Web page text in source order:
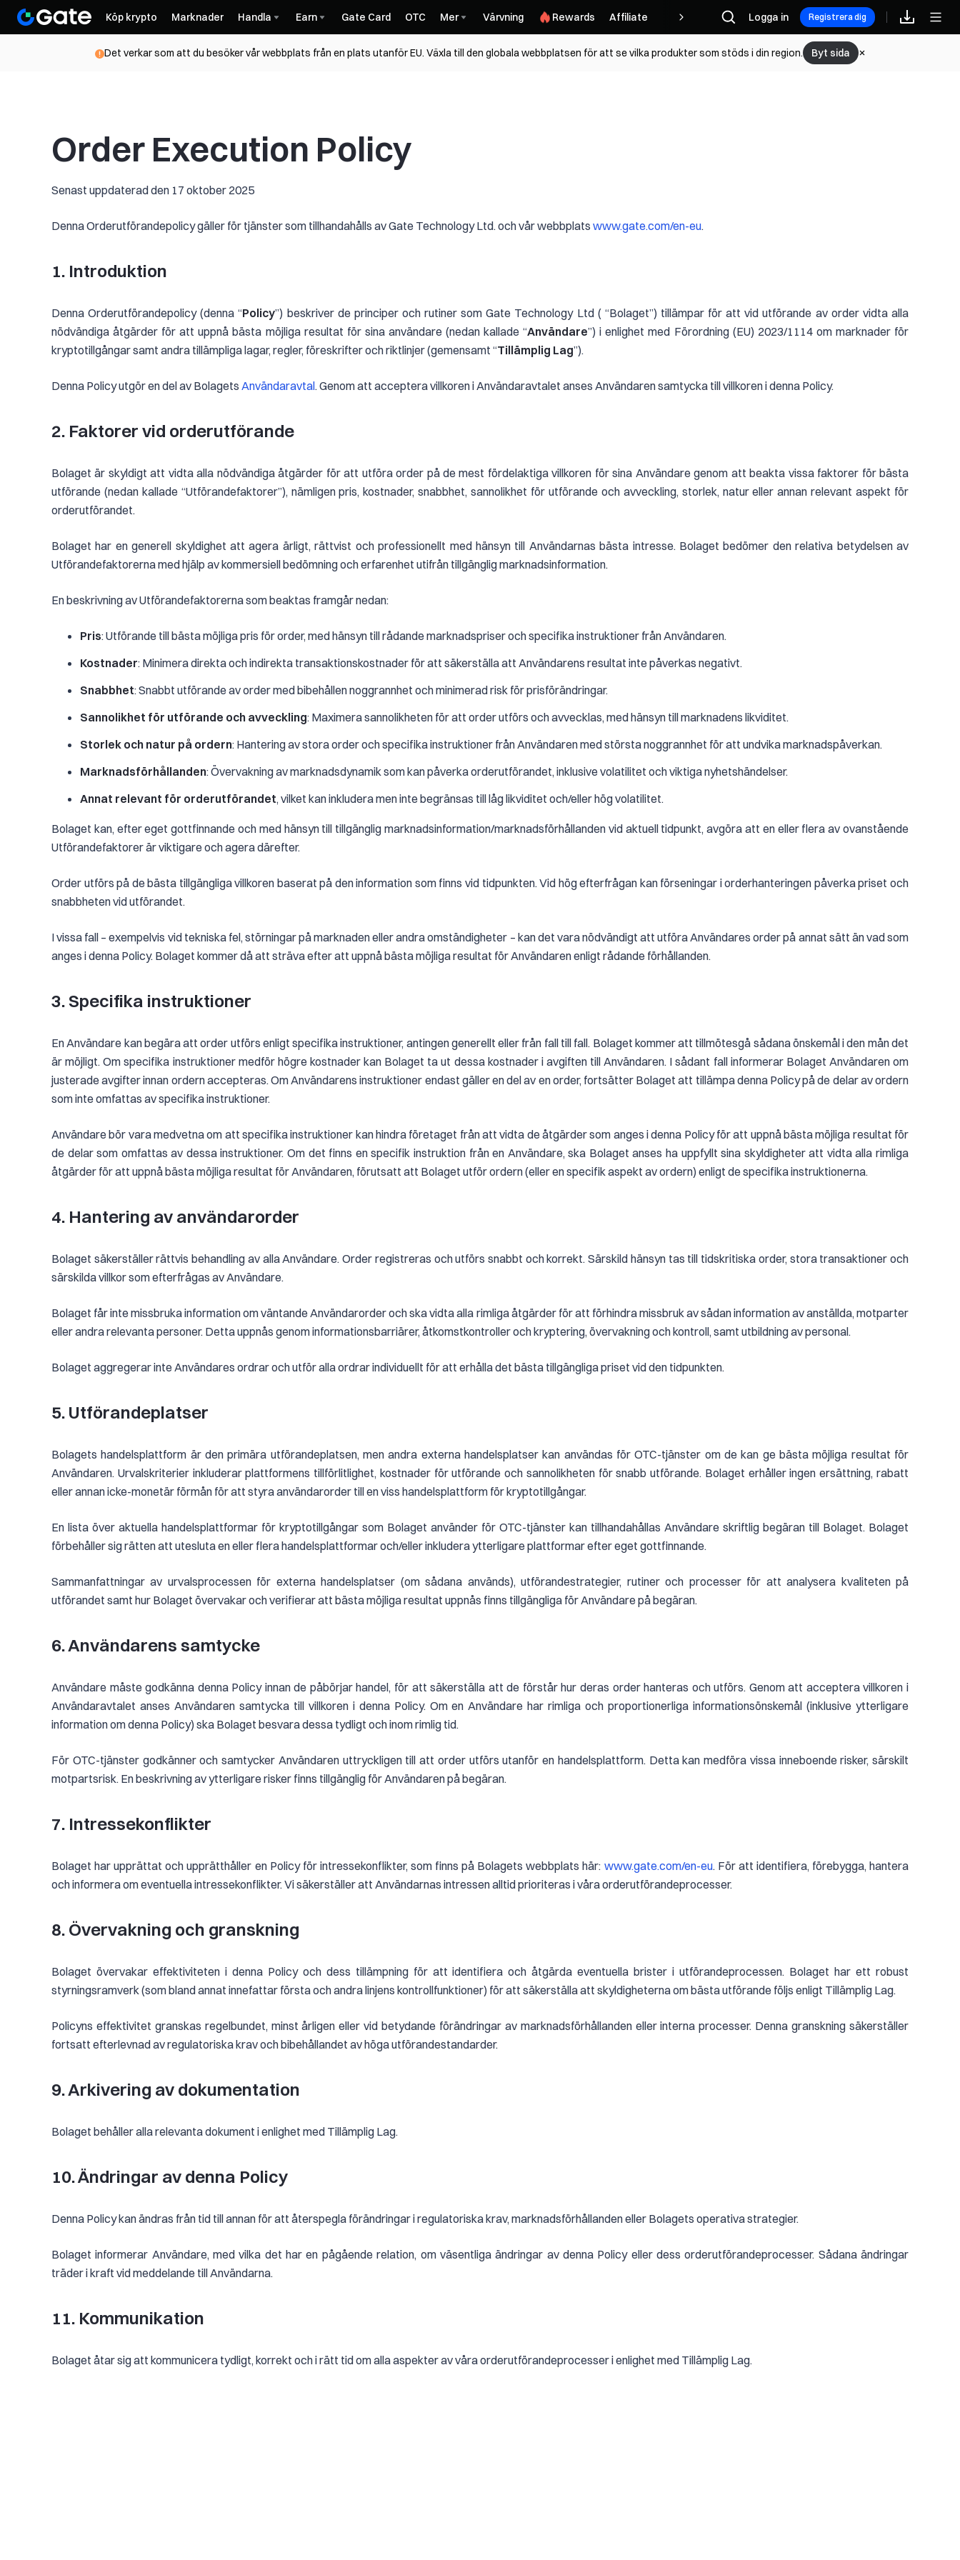
Köp krypto Marknader Handla Earn Gate Card OTC Mer Värvning Rewards Affiliate Logga in Registrera dig
Det verkar som att du besöker vår webbplats från en plats utanför EU. Växla till den globala webbplatsen för att se vilka produkter som stöds i din region. Byt sida
Order Execution Policy
Senast uppdaterad den 17 oktober 2025
Denna Orderutförandepolicy gäller för tjänster som tillhandahålls av Gate Technology Ltd. och vår webbplats www.gate.com/en-eu.
1. Introduktion
Denna Orderutförandepolicy (denna “Policy”) beskriver de principer och rutiner som Gate Technology Ltd ( “Bolaget”) tillämpar för att vid utförande av order vidta alla
nödvändiga åtgärder för att uppnå bästa möjliga resultat för sina användare (nedan kallade “Användare”) i enlighet med Förordning (EU) 2023/1114 om marknader för
kryptotillgångar samt andra tillämpliga lagar, regler, föreskrifter och riktlinjer (gemensamt “Tillämplig Lag”).
Denna Policy utgör en del av Bolagets Användaravtal. Genom att acceptera villkoren i Användaravtalet anses Användaren samtycka till villkoren i denna Policy.
2. Faktorer vid orderutförande
Bolaget är skyldigt att vidta alla nödvändiga åtgärder för att utföra order på de mest fördelaktiga villkoren för sina Användare genom att beakta vissa faktorer för bästa
utförande (nedan kallade “Utförandefaktorer”), nämligen pris, kostnader, snabbhet, sannolikhet för utförande och avveckling, storlek, natur eller annan relevant aspekt för
orderutförandet.
Bolaget har en generell skyldighet att agera ärligt, rättvist och professionellt med hänsyn till Användarnas bästa intresse. Bolaget bedömer den relativa betydelsen av
Utförandefaktorerna med hjälp av kommersiell bedömning och erfarenhet utifrån tillgänglig marknadsinformation.
En beskrivning av Utförandefaktorerna som beaktas framgår nedan:
Pris: Utförande till bästa möjliga pris för order, med hänsyn till rådande marknadspriser och specifika instruktioner från Användaren.
Kostnader: Minimera direkta och indirekta transaktionskostnader för att säkerställa att Användarens resultat inte påverkas negativt.
Snabbhet: Snabbt utförande av order med bibehållen noggrannhet och minimerad risk för prisförändringar.
Sannolikhet för utförande och avveckling: Maximera sannolikheten för att order utförs och avvecklas, med hänsyn till marknadens likviditet.
Storlek och natur på ordern: Hantering av stora order och specifika instruktioner från Användaren med största noggrannhet för att undvika marknadspåverkan.
Marknadsförhållanden: Övervakning av marknadsdynamik som kan påverka orderutförandet, inklusive volatilitet och viktiga nyhetshändelser.
Annat relevant för orderutförandet, vilket kan inkludera men inte begränsas till låg likviditet och/eller hög volatilitet.
Bolaget kan, efter eget gottfinnande och med hänsyn till tillgänglig marknadsinformation/marknadsförhållanden vid aktuell tidpunkt, avgöra att en eller flera av ovanstående
Utförandefaktorer är viktigare och agera därefter.
Order utförs på de bästa tillgängliga villkoren baserat på den information som finns vid tidpunkten. Vid hög efterfrågan kan förseningar i orderhanteringen påverka priset och
snabbheten vid utförandet.
I vissa fall – exempelvis vid tekniska fel, störningar på marknaden eller andra omständigheter – kan det vara nödvändigt att utföra Användares order på annat sätt än vad som
anges i denna Policy. Bolaget kommer då att sträva efter att uppnå bästa möjliga resultat för Användaren enligt rådande förhållanden.
3. Specifika instruktioner
En Användare kan begära att order utförs enligt specifika instruktioner, antingen generellt eller från fall till fall. Bolaget kommer att tillmötesgå sådana önskemål i den mån det
är möjligt. Om specifika instruktioner medför högre kostnader kan Bolaget ta ut dessa kostnader i avgiften till Användaren. I sådant fall informerar Bolaget Användaren om
justerade avgifter innan ordern accepteras. Om Användarens instruktioner endast gäller en del av en order, fortsätter Bolaget att tillämpa denna Policy på de delar av ordern
som inte omfattas av specifika instruktioner.
Användare bör vara medvetna om att specifika instruktioner kan hindra företaget från att vidta de åtgärder som anges i denna Policy för att uppnå bästa möjliga resultat för
de delar som omfattas av dessa instruktioner. Om det finns en specifik instruktion från en Användare, ska Bolaget anses ha uppfyllt sina skyldigheter att vidta alla rimliga
åtgärder för att uppnå bästa möjliga resultat för Användaren, förutsatt att Bolaget utför ordern (eller en specifik aspekt av ordern) enligt de specifika instruktionerna.
4. Hantering av användarorder
Bolaget säkerställer rättvis behandling av alla Användare. Order registreras och utförs snabbt och korrekt. Särskild hänsyn tas till tidskritiska order, stora transaktioner och
särskilda villkor som efterfrågas av Användare.
Bolaget får inte missbruka information om väntande Användarorder och ska vidta alla rimliga åtgärder för att förhindra missbruk av sådan information av anställda, motparter
eller andra relevanta personer. Detta uppnås genom informationsbarriärer, åtkomstkontroller och kryptering, övervakning och kontroll, samt utbildning av personal.
Bolaget aggregerar inte Användares ordrar och utför alla ordrar individuellt för att erhålla det bästa tillgängliga priset vid den tidpunkten.
5. Utförandeplatser
Bolagets handelsplattform är den primära utförandeplatsen, men andra externa handelsplatser kan användas för OTC-tjänster om de kan ge bästa möjliga resultat för
Användaren. Urvalskriterier inkluderar plattformens tillförlitlighet, kostnader för utförande och sannolikheten för snabb utförande. Bolaget erhåller ingen ersättning, rabatt
eller annan icke-monetär förmån för att styra användarorder till en viss handelsplattform för kryptotillgångar.
En lista över aktuella handelsplattformar för kryptotillgångar som Bolaget använder för OTC-tjänster kan tillhandahållas Användare skriftlig begäran till Bolaget. Bolaget
förbehåller sig rätten att utesluta en eller flera handelsplattformar och/eller inkludera ytterligare plattformar efter eget gottfinnande.
Sammanfattningar av urvalsprocessen för externa handelsplatser (om sådana används), utförandestrategier, rutiner och processer för att analysera kvaliteten på
utförandet samt hur Bolaget övervakar och verifierar att bästa möjliga resultat uppnås finns tillgängliga för Användare på begäran.
6. Användarens samtycke
Användare måste godkänna denna Policy innan de påbörjar handel, för att säkerställa att de förstår hur deras order hanteras och utförs. Genom att acceptera villkoren i
Användaravtalet anses Användaren samtycka till villkoren i denna Policy. Om en Användare har rimliga och proportionerliga informationsönskemål (inklusive ytterligare
information om denna Policy) ska Bolaget besvara dessa tydligt och inom rimlig tid.
För OTC-tjänster godkänner och samtycker Användaren uttryckligen till att order utförs utanför en handelsplattform. Detta kan medföra vissa inneboende risker, särskilt
motpartsrisk. En beskrivning av ytterligare risker finns tillgänglig för Användaren på begäran.
7. Intressekonflikter
Bolaget har upprättat och upprätthåller en Policy för intressekonflikter, som finns på Bolagets webbplats här: www.gate.com/en-eu. För att identifiera, förebygga, hantera
och informera om eventuella intressekonflikter. Vi säkerställer att Användarnas intressen alltid prioriteras i våra orderutförandeprocesser.
8. Övervakning och granskning
Bolaget övervakar effektiviteten i denna Policy och dess tillämpning för att identifiera och åtgärda eventuella brister i utförandeprocessen. Bolaget har ett robust
styrningsramverk (som bland annat innefattar första och andra linjens kontrollfunktioner) för att säkerställa att skyldigheterna om bästa utförande följs enligt Tillämplig Lag.
Policyns effektivitet granskas regelbundet, minst årligen eller vid betydande förändringar av marknadsförhållanden eller interna processer. Denna granskning säkerställer
fortsatt efterlevnad av regulatoriska krav och bibehållandet av höga utförandestandarder.
9. Arkivering av dokumentation
Bolaget behåller alla relevanta dokument i enlighet med Tillämplig Lag.
10. Ändringar av denna Policy
Denna Policy kan ändras från tid till annan för att återspegla förändringar i regulatoriska krav, marknadsförhållanden eller Bolagets operativa strategier.
Bolaget informerar Användare, med vilka det har en pågående relation, om väsentliga ändringar av denna Policy eller dess orderutförandeprocesser. Sådana ändringar
träder i kraft vid meddelande till Användarna.
11. Kommunikation
Bolaget åtar sig att kommunicera tydligt, korrekt och i rätt tid om alla aspekter av våra orderutförandeprocesser i enlighet med Tillämplig Lag.